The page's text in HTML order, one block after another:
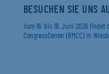
BESUCHEN SIE UNS
Vom 16. bis 18. Juni 2026 findet
CongressCenter (RMCC) in